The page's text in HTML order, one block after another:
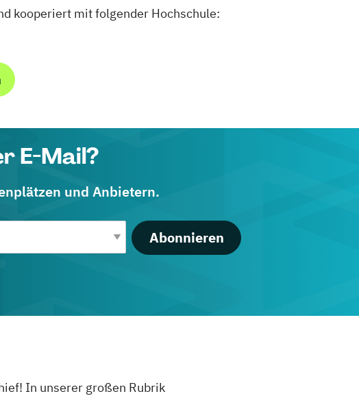
kooperiert mit folgender Hochschule:
E-Mail?
und Anbietern.
Abonnieren
In unserer großen Rubrik